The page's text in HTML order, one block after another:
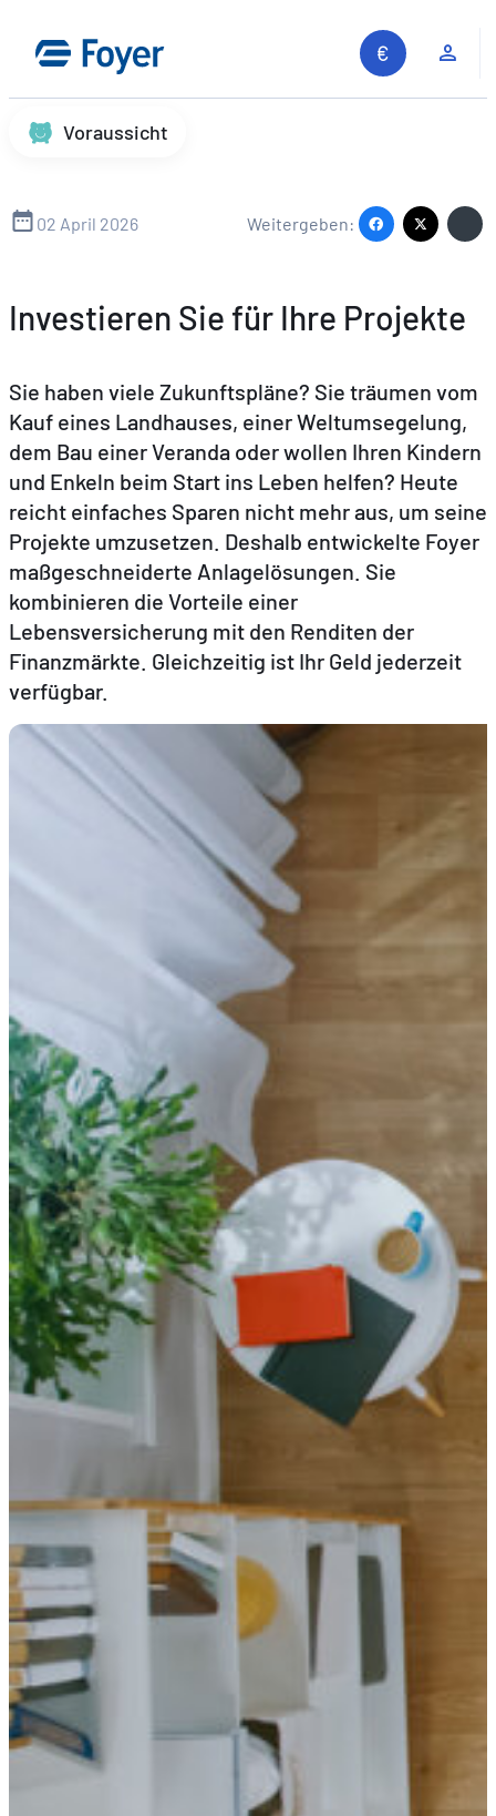
Inhalt
springen
Auf unserer Website suchen
Voraussicht
02 April 2026 Weitergeben:
Investieren Sie für Ihre Projekte
Sie haben viele Zukunftspläne? Sie träumen vom
Kauf eines Landhauses, einer Weltumsegelung,
dem Bau einer Veranda oder wollen Ihren Kindern
und Enkeln beim Start ins Leben helfen? Heute
reicht einfaches Sparen nicht mehr aus, um seine
Projekte umzusetzen. Deshalb entwickelte Foyer
maßgeschneiderte Anlagelösungen. Sie
kombinieren die Vorteile einer
Lebensversicherung mit den Renditen der
Finanzmärkte. Gleichzeitig ist Ihr Geld jederzeit
verfügbar.